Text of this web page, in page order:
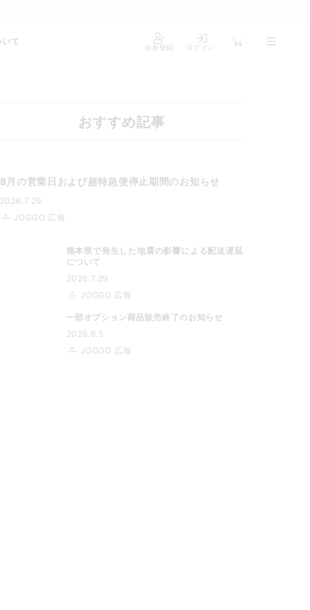
て
会員登録 ログイン
おすすめ記事
8月の営業日および超特急便停止期間のお知らせ
2026.7.29
JOGGO 広報
熊本県で発生した地震の影響による配送遅延
について
2026.7.29
JOGGO 広報
一部オプション商品販売終了のお知らせ
2026.6.5
JOGGO 広報